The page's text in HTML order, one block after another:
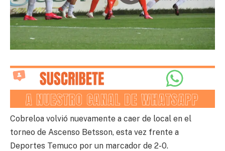
Cobreloa volvió nuevamente a caer de local en el
torneo de Ascenso Betsson, esta vez frente a
Deportes Temuco por un marcador de 2-0.